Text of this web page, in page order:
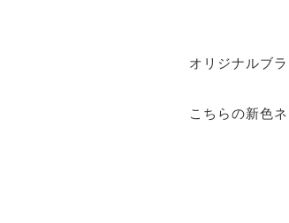
オリジナルブ
こちらの新色